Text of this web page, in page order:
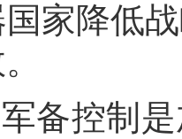
家降低
备控制